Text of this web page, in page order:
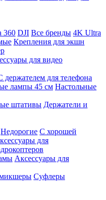
360 DJI Все бренды 4K Ultra
Крепления для экшн
для видео
держателем для телефона
лампы 45 см Настольные
штативы Держатели и
Недорогие С хорошей
для
Аксессуары для
Суфлеры